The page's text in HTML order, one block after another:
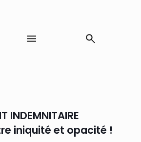
INDEMNITAIRE
iniquité et opacité !